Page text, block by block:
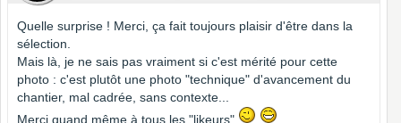
Quelle surprise ! Merci, ça fait toujours plaisir d'être dans la
sélection.
Mais là, je ne sais pas vraiment si c'est mérité pour cette
photo : c'est plutôt une photo "technique" d'avancement du
chantier, mal cadrée, sans contexte...
Merci quand même à tous les "likeurs"